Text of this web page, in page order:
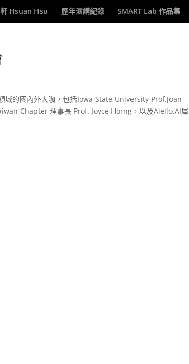
Hsuan Hsu 歷年演講紀錄 SMART Lab 作品集
域的國內外大咖，包括Iowa State University Prof.Joan
Chapter 理事長 Prof. Joyce Horng，以及Aiello.AI犀